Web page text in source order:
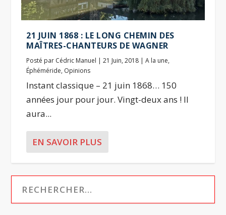
21 JUIN 1868 : LE LONG CHEMIN DES
MAÎTRES-CHANTEURS DE WAGNER
Posté par Cédric Manuel |21 Juin, 2018 |A la une,
Éphéméride, Opinions
Instant classique – 21 juin 1868… 150
années jour pour jour. Vingt-deux ans ! Il
aura...
EN SAVOIR PLUS